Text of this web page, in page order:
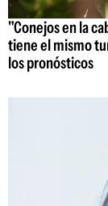
"Conejos en la
tiene el mismo
los pronósticos